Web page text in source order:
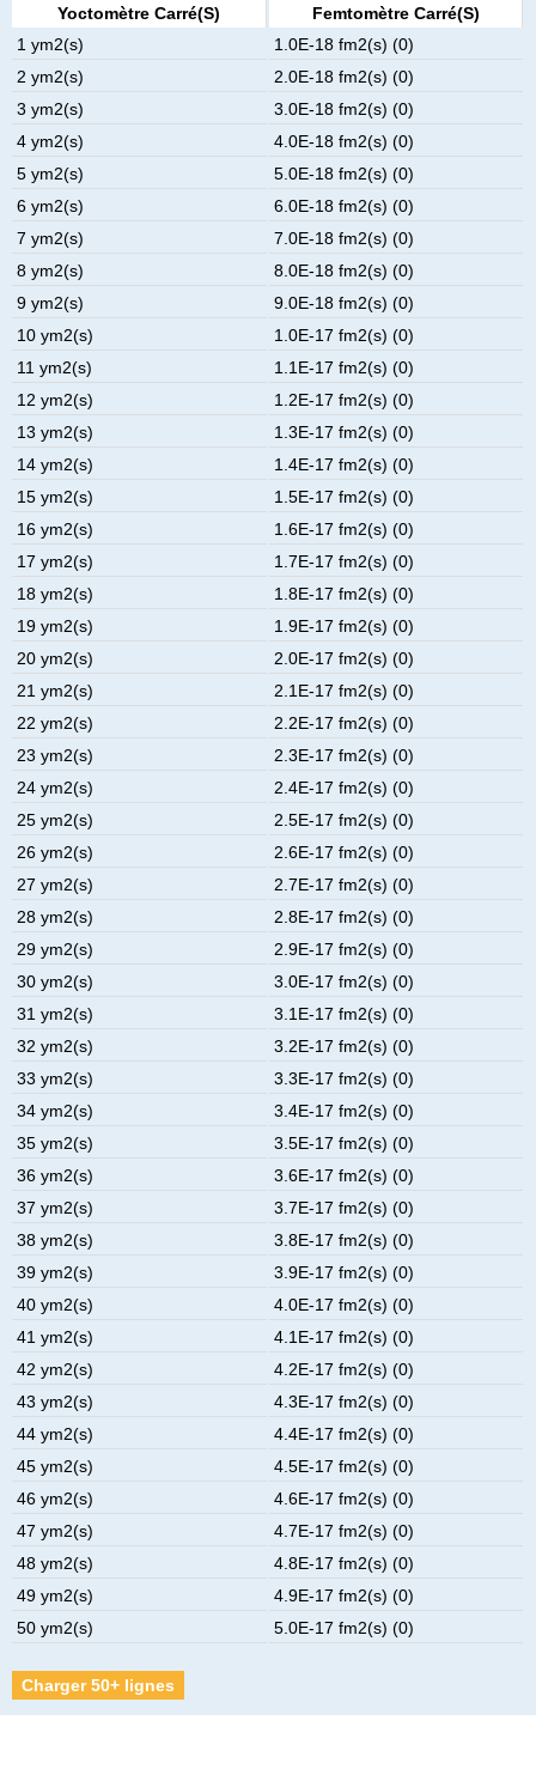
Yoctomètre Carré(s)
Femtomètre Carré(s)
1 ym2(s)
1.0E-18 fm2(s) (0)
2 ym2(s)
2.0E-18 fm2(s) (0)
3 ym2(s)
3.0E-18 fm2(s) (0)
4 ym2(s)
4.0E-18 fm2(s) (0)
5 ym2(s)
5.0E-18 fm2(s) (0)
6 ym2(s)
6.0E-18 fm2(s) (0)
7 ym2(s)
7.0E-18 fm2(s) (0)
8 ym2(s)
8.0E-18 fm2(s) (0)
9 ym2(s)
9.0E-18 fm2(s) (0)
10 ym2(s)
1.0E-17 fm2(s) (0)
11 ym2(s)
1.1E-17 fm2(s) (0)
12 ym2(s)
1.2E-17 fm2(s) (0)
13 ym2(s)
1.3E-17 fm2(s) (0)
14 ym2(s)
1.4E-17 fm2(s) (0)
15 ym2(s)
1.5E-17 fm2(s) (0)
16 ym2(s)
1.6E-17 fm2(s) (0)
17 ym2(s)
1.7E-17 fm2(s) (0)
18 ym2(s)
1.8E-17 fm2(s) (0)
19 ym2(s)
1.9E-17 fm2(s) (0)
20 ym2(s)
2.0E-17 fm2(s) (0)
21 ym2(s)
2.1E-17 fm2(s) (0)
22 ym2(s)
2.2E-17 fm2(s) (0)
23 ym2(s)
2.3E-17 fm2(s) (0)
24 ym2(s)
2.4E-17 fm2(s) (0)
25 ym2(s)
2.5E-17 fm2(s) (0)
26 ym2(s)
2.6E-17 fm2(s) (0)
27 ym2(s)
2.7E-17 fm2(s) (0)
28 ym2(s)
2.8E-17 fm2(s) (0)
29 ym2(s)
2.9E-17 fm2(s) (0)
30 ym2(s)
3.0E-17 fm2(s) (0)
31 ym2(s)
3.1E-17 fm2(s) (0)
32 ym2(s)
3.2E-17 fm2(s) (0)
33 ym2(s)
3.3E-17 fm2(s) (0)
34 ym2(s)
3.4E-17 fm2(s) (0)
35 ym2(s)
3.5E-17 fm2(s) (0)
36 ym2(s)
3.6E-17 fm2(s) (0)
37 ym2(s)
3.7E-17 fm2(s) (0)
38 ym2(s)
3.8E-17 fm2(s) (0)
39 ym2(s)
3.9E-17 fm2(s) (0)
40 ym2(s)
4.0E-17 fm2(s) (0)
41 ym2(s)
4.1E-17 fm2(s) (0)
42 ym2(s)
4.2E-17 fm2(s) (0)
43 ym2(s)
4.3E-17 fm2(s) (0)
44 ym2(s)
4.4E-17 fm2(s) (0)
45 ym2(s)
4.5E-17 fm2(s) (0)
46 ym2(s)
4.6E-17 fm2(s) (0)
47 ym2(s)
4.7E-17 fm2(s) (0)
48 ym2(s)
4.8E-17 fm2(s) (0)
49 ym2(s)
4.9E-17 fm2(s) (0)
50 ym2(s)
5.0E-17 fm2(s) (0)
Charger 50+ lignes